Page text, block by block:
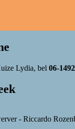
Lydia, bel 06-
- Riccardo